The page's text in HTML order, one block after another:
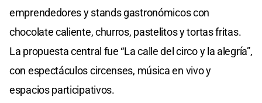
emprendedores y stands gastronómicos con
chocolate caliente, churros, pastelitos y tortas fritas.
La propuesta central fue “La calle del circo y la alegría”,
con espectáculos circenses, música en vivo y
espacios participativos.